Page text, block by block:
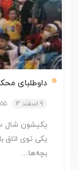
داوطلبای
9 اسفند 3 755
یکیشون شال
یکی توی اتاق
بچه­‌ها…